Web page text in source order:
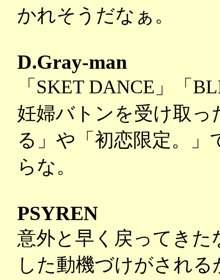
かれそうだなぁ。
D.Gray-man
「SKET DANCE」「
妊婦バトンを受け取っ
る」や「初恋限定。
らな。
PSYREN
意外と早く戻ってき
した動機づけがされ